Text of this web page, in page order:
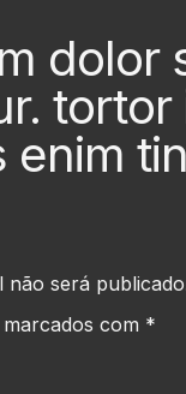
dolor
enim
não será
com *